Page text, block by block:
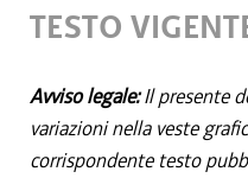
TESTO
Avviso legale:Il presente
variazioni nella veste
corrispondente testo